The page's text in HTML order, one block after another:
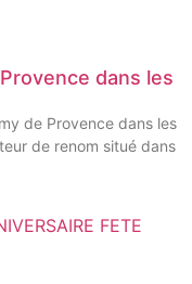
dans les
de Provence dans les
de renom situé dans